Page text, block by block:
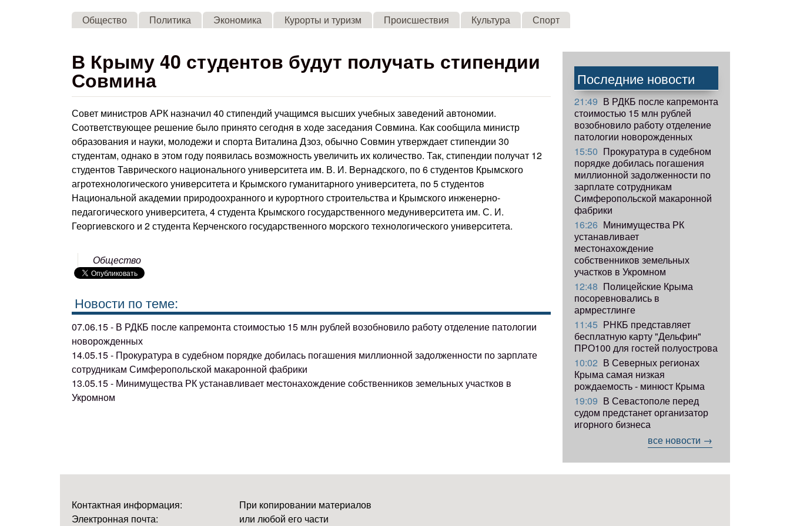
Skip to main content
Общество Политика Экономика Курорты и туризм Происшествия Культура Спорт
В Крыму 40 студентов будут получать стипендии
Совмина
Совет министров АРК назначил 40 стипендий учащимся высших учебных заведений автономии.
Соответствующее решение было принято сегодня в ходе заседания Совмина. Как сообщила министр
образования и науки, молодежи и спорта Виталина Дзоз, обычно Совмин утверждает стипендии 30
студентам, однако в этом году появилась возможность увеличить их количество. Так, стипендии получат 12
студентов Таврического национального университета им. В. И. Вернадского, по 6 студентов Крымского
агротехнологического университета и Крымского гуманитарного университета, по 5 студентов
Национальной академии природоохранного и курортного строительства и Крымского инженерно-
педагогического университета, 4 студента Крымского государственного медуниверситета им. С. И.
Георгиевского и 2 студента Керченского государственного морского технологического университета.
Общество
Новости по теме:
07.06.15 - В РДКБ после капремонта стоимостью 15 млн рублей возобновило работу отделение патологии
новорожденных
14.05.15 - Прокуратура в судебном порядке добилась погашения миллионной задолженности по зарплате
сотрудникам Симферопольской макаронной фабрики
13.05.15 - Минимущества РК устанавливает местонахождение собственников земельных участков в
Укромном
Последние новости
21:49 В РДКБ после капремонта
стоимостью 15 млн рублей
возобновило работу отделение
патологии новорожденных
15:50 Прокуратура в судебном
порядке добилась погашения
миллионной задолженности по
зарплате сотрудникам
Симферопольской макаронной
фабрики
16:26 Минимущества РК
устанавливает
местонахождение
собственников земельных
участков в Укромном
12:48 Полицейские Крыма
посоревновались в
армрестлинге
11:45 РНКБ представляет
бесплатную карту "Дельфин"
ПРО100 для гостей полуострова
10:02 В Северных регионах
Крыма самая низкая
рождаемость - минюст Крыма
19:09 В Севастополе перед
судом предстанет организатор
игорного бизнеса
все новости →
Контактная информация:
Электронная почта:
При копировании материалов
или любой его части